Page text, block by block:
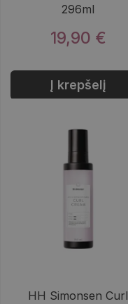
296ml
19,90 €
Į krepšelį
HH Simonsen Curl